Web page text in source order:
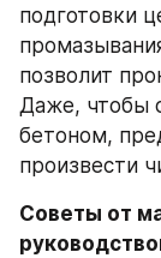
подготовки
позволит
Даже, чтобы
бетоном,
произвести
Советы от